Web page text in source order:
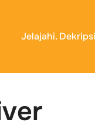
Jelajahi.